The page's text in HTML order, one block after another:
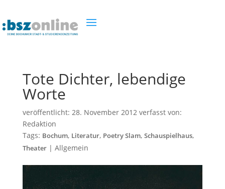
Tote Dichter, lebendige
Worte
veröffentlicht: 28. November 2012verfasst von:
Redaktion
Tags: Bochum, Literatur, Poetry Slam, Schauspielhaus,
Theater| Allgemein